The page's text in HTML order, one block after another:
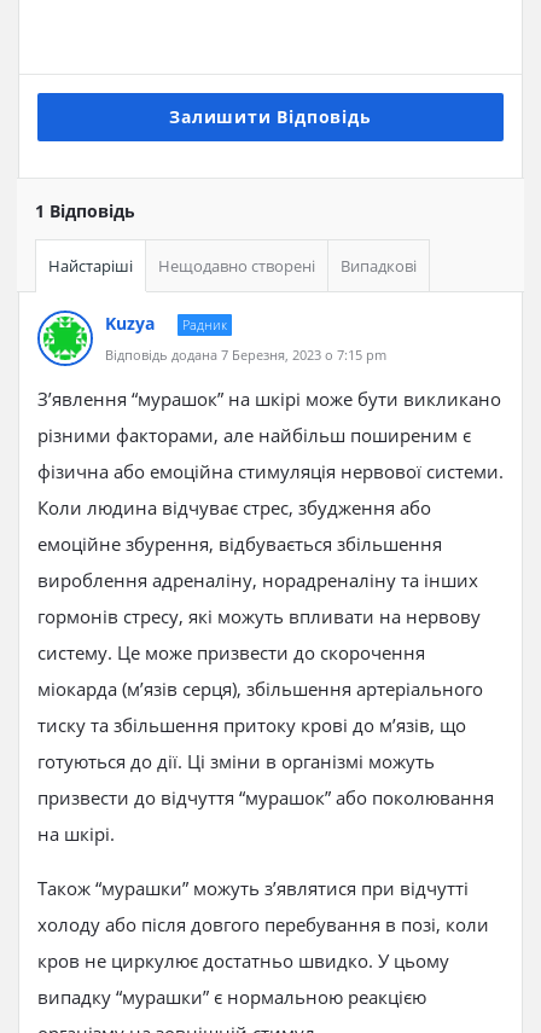
Залишити Відповідь
1 Відповідь
Найстаріші Нещодавно створені Випадкові
Kuzya
Радник
Відповідь додана 7 Березня, 2023 о 7:15 pm
З’явлення “мурашок” на шкірі може бути викликано
різними факторами, але найбільш поширеним є
фізична або емоційна стимуляція нервової системи.
Коли людина відчуває стрес, збудження або
емоційне збурення, відбувається збільшення
вироблення адреналіну, норадреналіну та інших
гормонів стресу, які можуть впливати на нервову
систему. Це може призвести до скорочення
міокарда (м’язів серця), збільшення артеріального
тиску та збільшення притоку крові до м’язів, що
готуються до дії. Ці зміни в організмі можуть
призвести до відчуття “мурашок” або поколювання
на шкірі.
Також “мурашки” можуть з’являтися при відчутті
холоду або після довгого перебування в позі, коли
кров не циркулює достатньо швидко. У цьому
випадку “мурашки” є нормальною реакцією